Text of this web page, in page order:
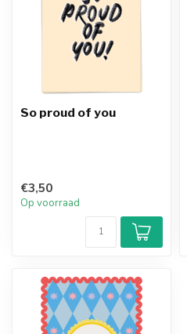
So proud of you
€3,50
Op voorraad